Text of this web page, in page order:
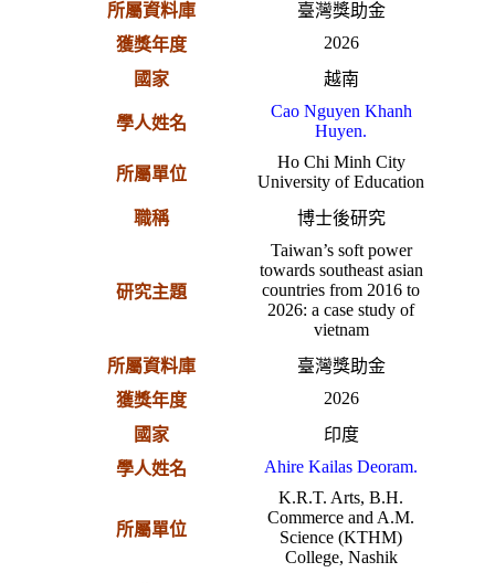
所屬資料庫
臺灣獎助金
獲獎年度
2026
國家
越南
學人姓名
Cao Nguyen Khanh
Huyen.
所屬單位
Ho Chi Minh City
University of Education
職稱
博士後研究
研究主題
Taiwan’s soft power
towards southeast asian
countries from 2016 to
2026: a case study of
vietnam
所屬資料庫
臺灣獎助金
獲獎年度
2026
國家
印度
學人姓名
Ahire Kailas Deoram.
所屬單位
K.R.T. Arts, B.H.
Commerce and A.M.
Science (KTHM)
College, Nashik